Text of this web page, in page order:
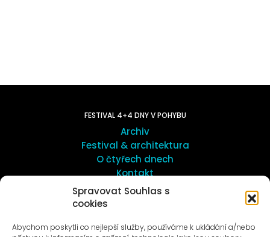
Spravovat Souhlas s
cookies
Abychom poskytli co nejlepší služby, používáme k ukládání a/nebo
FESTIVAL 4+4 DNY V POHYBU
Archiv
Festival & architektura
O čtyřech dnech
Kontakt
O umění v Motole